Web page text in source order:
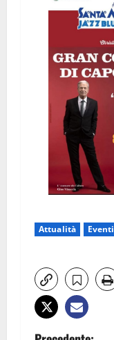
Attualità Eventi